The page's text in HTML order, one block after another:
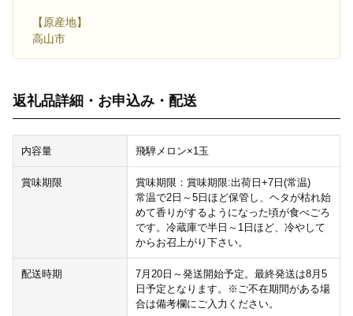
【原産地】
高山市
返礼品詳細・お申込み・配送
内容量 飛騨メロン×1玉
賞味期限
賞味期限：賞味期限:出荷日+7日(常温)
常温で2日～5日ほど保管し、ヘタが枯れ始
めて香りがするようになった頃が食べごろ
です。冷蔵庫で半日～1日ほど、冷やして
からお召上がり下さい。
配送時期
7月20日～発送開始予定。最終発送は8月5
日予定となります。※ご不在期間がある場
合は備考欄にご入力ください。